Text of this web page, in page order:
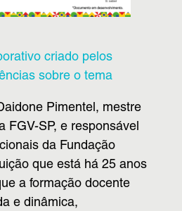
criado pelos
sobre o tema
Pimentel, mestre
FGV-SP, e responsável
da Fundação
que está há 25 anos
a formação docente
e dinâmica,